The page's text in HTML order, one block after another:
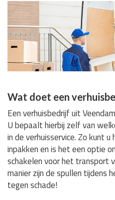
Wat doet een
Een verhuisbedrijf uit
U bepaalt hierbij zelf van
in de verhuisservice. Zo kunt
inpakken en is het een optie
schakelen voor het transport
manier zijn de spullen tijdens
tegen schade!